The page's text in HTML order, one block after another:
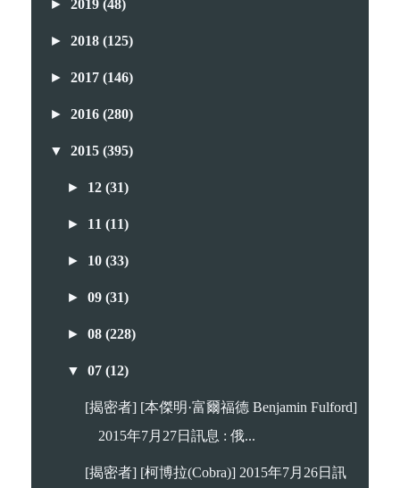
► 2019 (48)
► 2018 (125)
► 2017 (146)
► 2016 (280)
▼ 2015 (395)
► 12(31)
► 11(11)
► 10(33)
►09(31)
►08(228)
▼07(12)
[揭密者] [本傑明·富爾福德 Benjamin Fulford]
2015年7月27日訊息 : 俄...
[揭密者] [柯博拉(Cobra)] 2015年7月26日訊